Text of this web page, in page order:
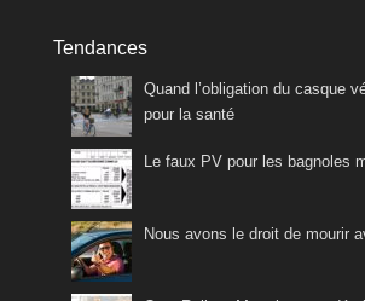
Tendances
Quand l’obligation du casque
pour la santé
Le faux PV pour les bagnoles
Nous avons le droit de mourir